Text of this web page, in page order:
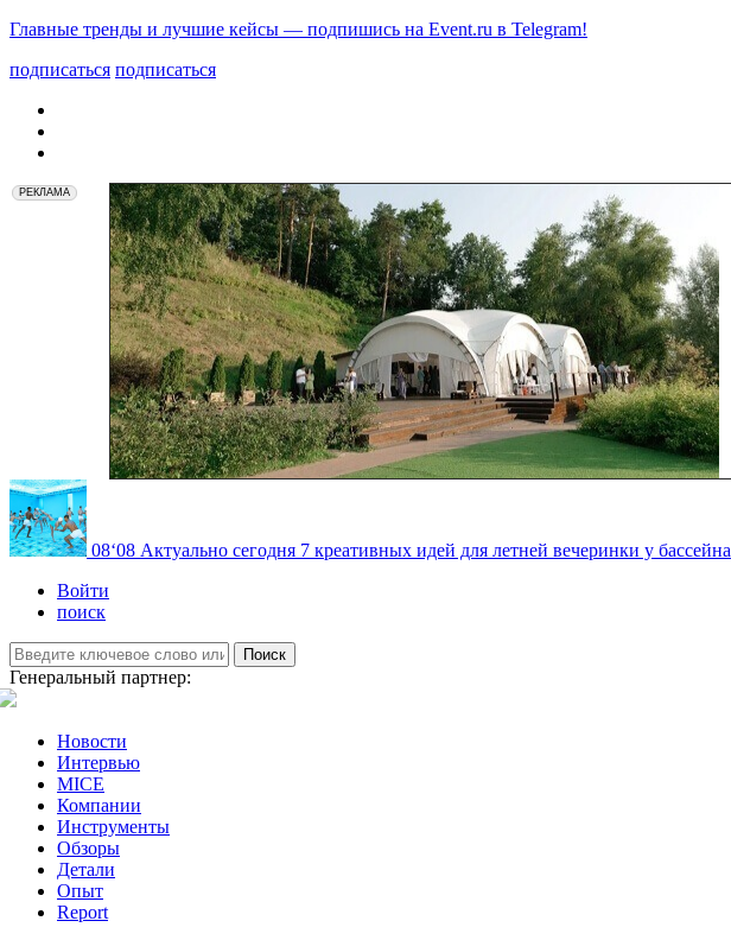
Главные тренды и лучшие кейсы — подпишись на Event.ru в Telegram!
подписаться подписаться
РЕКЛАМА
08‘08 Актуально сегодня 7 креативных идей для летней вечеринки у бассейна
Войти
поиск
Поиск
Генеральный партнер:
Новости
Интервью
MICE
Компании
Инструменты
Обзоры
Детали
Опыт
Report